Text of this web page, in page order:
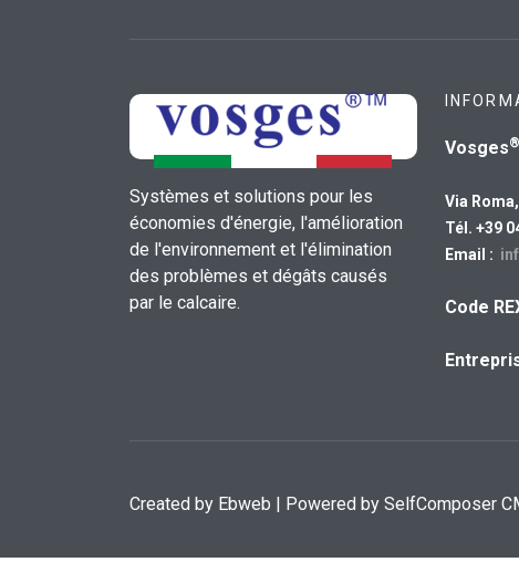
Systèmes et solutions pour les
économies d'énergie, l'amélioration
de l'environnement et l'élimination
des problèmes et dégâts causés
par le calcaire.
Vosges
Via
Tél. +39
Email :
Code
Created by Ebweb | Powered by SelfComposer